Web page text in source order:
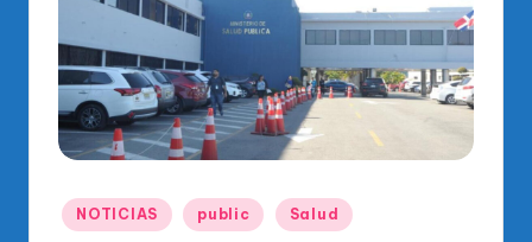
di
o
O
Publicado
en
NOTICIAS public Salud